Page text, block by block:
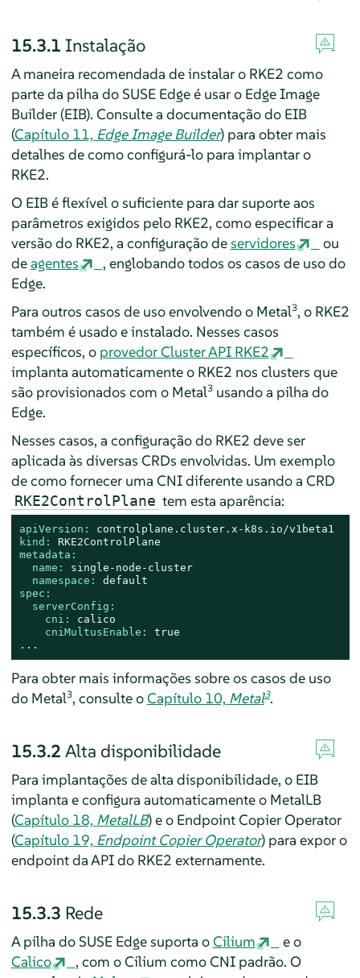
15.3.1 Instalação
A maneira recomendada de instalar o RKE2 como
parte da pilha do SUSE Edge é usar o Edge Image
Builder (EIB). Consulte a documentação do EIB
(Capítulo 11, Edge Image Builder) para obter mais
detalhes de como configurá-lo para implantar o
RKE2.
O EIB é flexível o suficiente para dar suporte aos
parâmetros exigidos pelo RKE2, como especificar a
versão do RKE2, a configuração de servidores
ou
deagentes
, englobando todos os casos de uso do
Edge.
Para outros casos de uso envolvendo o Metal3, o RKE2
também é usado e instalado. Nesses casos
específicos, o provedor Cluster API RKE2
implanta automaticamente o RKE2 nos clusters que
são provisionados com o Metal3usando a pilha do
Edge.
Nesses casos, a configuração do RKE2 deve ser
aplicada às diversas CRDs envolvidas. Um exemplo
de como fornecer uma CNI diferente usando a CRD
RKE2ControlPlane tem esta aparência:
apiVersion:
controlplane.cluster.x-k8s.io/v1beta1
kind:
RKE2ControlPlane
metadata:
name:
single-node-cluster
namespace:
default
spec:
serverConfig:
cni:
calico
cniMultusEnable:
true
...
Para obter mais informações sobre os casos de uso
do Metal3, consulte oCapítulo 10, Metal3.
15.3.2 Alta disponibilidade
Para implantações de alta disponibilidade, o EIB
implanta e configura automaticamente o MetalLB
(Capítulo 18, MetalLB) e o Endpoint Copier Operator
(Capítulo 19, Endpoint Copier Operator) para expor o
endpoint da API do RKE2 externamente.
15.3.3 Rede
A pilha do SUSE Edge suporta oCilium
e o
Calico
, com o Cilium como CNI padrão. O